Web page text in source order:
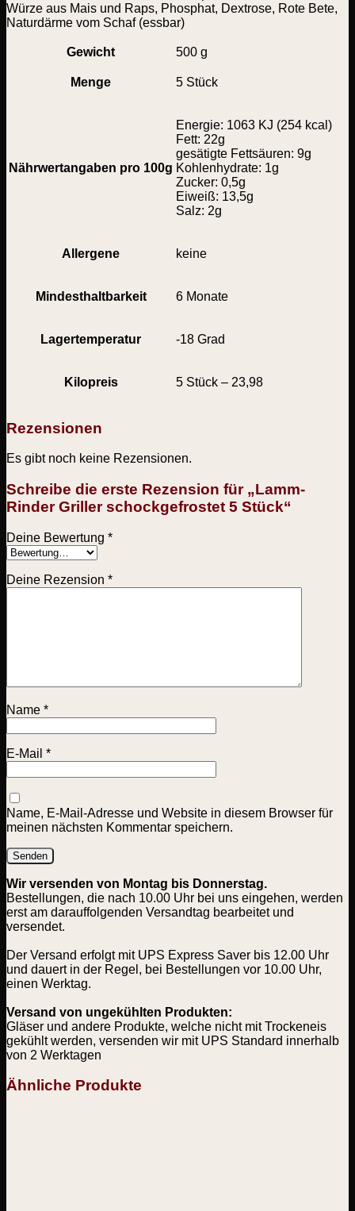
Würze aus Mais und Raps, Phosphat, Dextrose, Rote Bete,
Naturdärme vom Schaf (essbar)
Gewicht 500 g
Menge 5 Stück
Nährwertangaben pro 100g
Energie: 1063 KJ (254 kcal)
Fett: 22g
gesätigte Fettsäuren: 9g
Kohlenhydrate: 1g
Zucker: 0,5g
Eiweiß: 13,5g
Salz: 2g
Allergene keine
Mindesthaltbarkeit 6 Monate
Lagertemperatur -18 Grad
Kilopreis 5 Stück – 23,98
Rezensionen
Es gibt noch keine Rezensionen.
Schreibe die erste Rezension für „Lamm-
Rinder Griller schockgefrostet 5 Stück“
Deine Bewertung *
Deine Rezension *
Name *
E-Mail *
Name, E-Mail-Adresse und Website in diesem Browser für
meinen nächsten Kommentar speichern.
Wir versenden von Montag bis Donnerstag.
Bestellungen, die nach 10.00 Uhr bei uns eingehen, werden
erst am darauffolgenden Versandtag bearbeitet und
versendet.
Der Versand erfolgt mit UPS Express Saver bis 12.00 Uhr
und dauert in der Regel, bei Bestellungen vor 10.00 Uhr,
einen Werktag.
Versand von ungekühlten Produkten:
Gläser und andere Produkte, welche nicht mit Trockeneis
gekühlt werden, versenden wir mit UPS Standard innerhalb
von 2 Werktagen
Ähnliche Produkte